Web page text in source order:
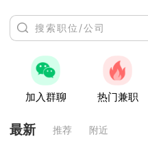
加入群聊 热门兼职
最新 推荐 附近